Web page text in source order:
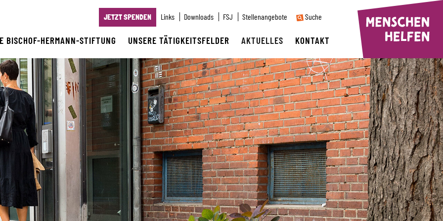
JETZT SPENDEN Links Downloads FSJ Stellenangebote Suche
BISCHOF-HERMANN-STIFTUNG UNSERE TÄTIGKEITSFELDER AKTUELLES KONTAKT